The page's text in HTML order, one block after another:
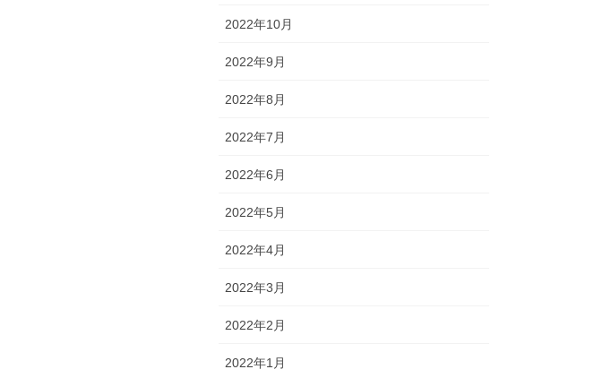
2022年10月
2022年9月
2022年8月
2022年7月
2022年6月
2022年5月
2022年4月
2022年3月
2022年2月
2022年1月